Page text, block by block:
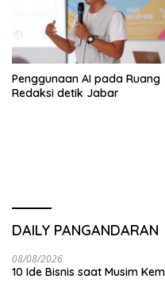
Penggunaan AI pada Ruang
Redaksi detik Jabar
DAILY PANGANDARAN
08/08/2026
10 Ide Bisnis saat Musim